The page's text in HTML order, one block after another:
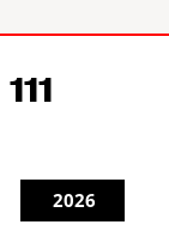
111
2026